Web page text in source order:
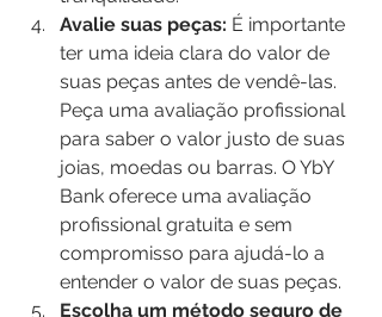
Avalie suas peças: É importante
ter uma ideia clara do valor de
suas peças antes de vendê-las.
Peça uma avaliação profissional
para saber o valor justo de suas
joias, moedas ou barras. O YbY
Bank oferece uma avaliação
profissional gratuita e sem
compromisso para ajudá-lo a
entender o valor de suas peças.
Escolha um método seguro de